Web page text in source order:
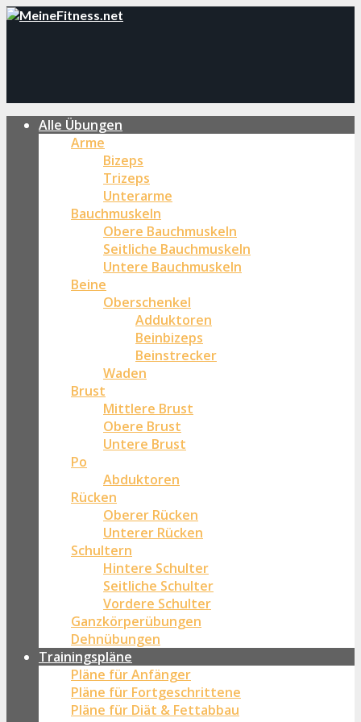
Alle Übungen
Arme
Bizeps
Trizeps
Unterarme
Bauchmuskeln
Obere Bauchmuskeln
Seitliche Bauchmuskeln
Untere Bauchmuskeln
Beine
Oberschenkel
Adduktoren
Beinbizeps
Beinstrecker
Waden
Brust
Mittlere Brust
Obere Brust
Untere Brust
Po
Abduktoren
Rücken
Oberer Rücken
Unterer Rücken
Schultern
Hintere Schulter
Seitliche Schulter
Vordere Schulter
Ganzkörperübungen
Dehnübungen
Trainingspläne
Pläne für Anfänger
Pläne für Fortgeschrittene
Pläne für Diät & Fettabbau